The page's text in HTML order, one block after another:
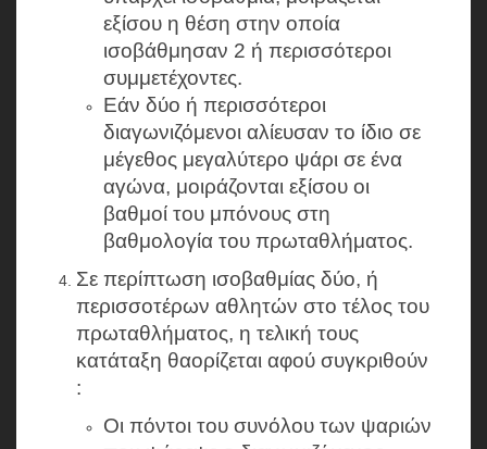
εξίσου η θέση στην οποία
ισοβάθμησαν 2 ή περισσότεροι
συμμετέχοντες.
Εάν δύο ή περισσότεροι
διαγωνιζόμενοι αλίευσαν το ίδιο σε
μέγεθος μεγαλύτερο ψάρι σε ένα
αγώνα, μοιράζονται εξίσου οι
βαθμοί του μπόνους στη
βαθμολογία του πρωταθλήματος.
Σε περίπτωση ισοβαθμίας δύο, ή
περισσοτέρων αθλητών στο τέλος του
πρωταθλήματος, η τελική τους
κατάταξη θαορίζεται αφού συγκριθούν
:
Οι πόντοι του συνόλου των ψαριών